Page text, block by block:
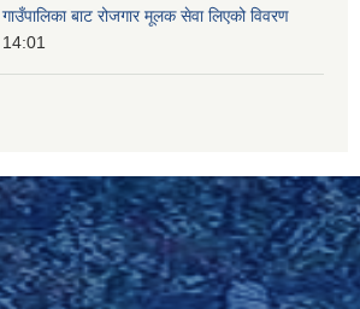
बाट रोजगार मूलक सेवा लिएको विवरण